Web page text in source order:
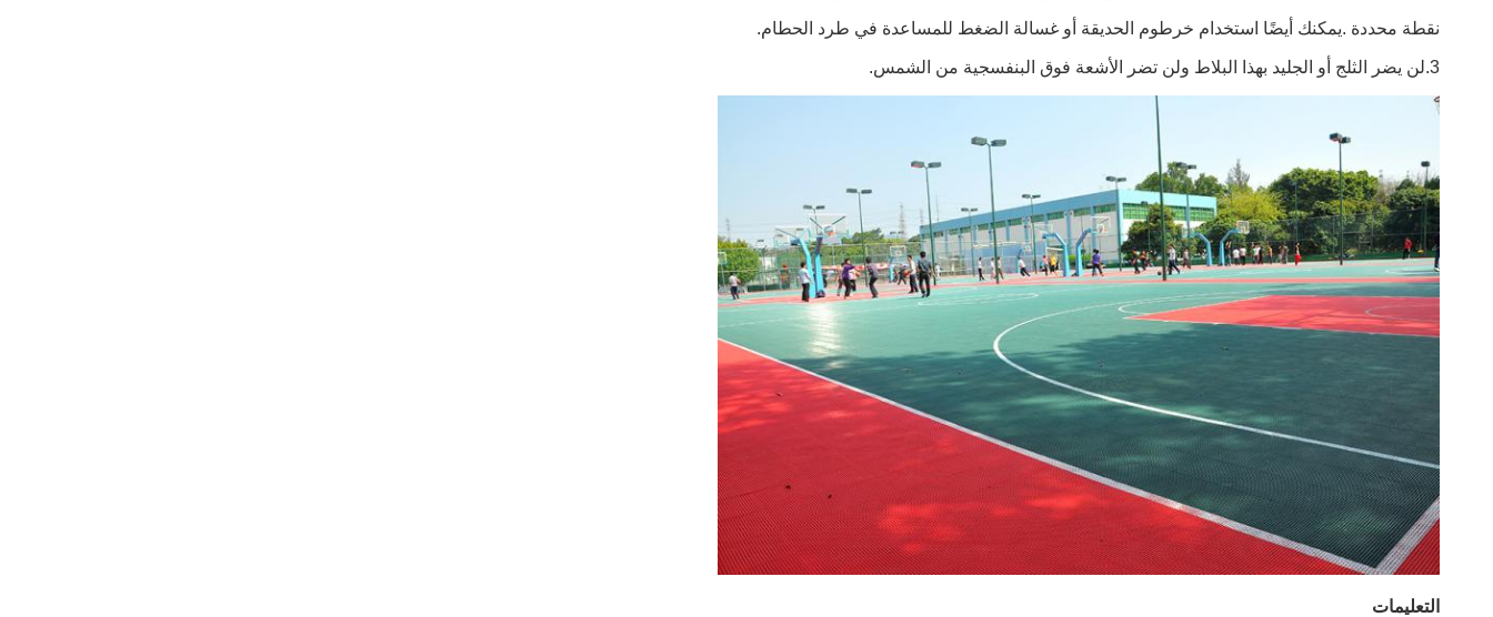
نقطة محددة .يمكنك أيضًا استخدام خرطوم الحديقة أو غسالة الضغط للمساعدة في طرد الحطام.
3.لن يضر الثلج أو الجليد بهذا البلاط ولن تضر الأشعة فوق البنفسجية من الشمس.
التعليمات